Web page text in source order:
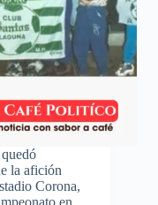
la afición
Corona,
en